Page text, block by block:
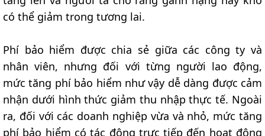
có thể giảm trong tương lai.
Phí bảo hiểm được chia sẻ giữa các công ty và
nhân viên, nhưng đối với từng người lao động,
mức tăng phí bảo hiểm như vậy dễ dàng được cảm
nhận dưới hình thức giảm thu nhập thực tế. Ngoài
ra, đối với các doanh nghiệp vừa và nhỏ, mức tăng
phí bảo hiểm có tác động trực tiếp đến hoạt động